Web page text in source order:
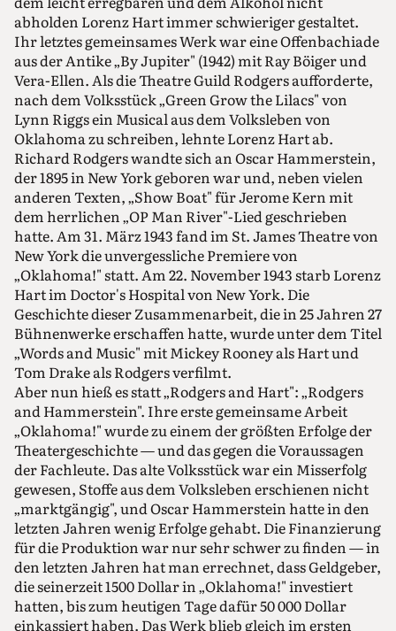
abholden Lorenz Hart immer schwieriger gestaltet.
Ihr letztes gemeinsames Werk war eine Offenbachiade
aus der Antike „By Jupiter" (1942) mit Ray Böiger und
Vera-Ellen. Als die Theatre Guild Rodgers aufforderte,
nach dem Volksstück „Green Grow the Lilacs" von
Lynn Riggs ein Musical aus dem Volksleben von
Oklahoma zu schreiben, lehnte Lorenz Hart ab.
Richard Rodgers wandte sich an Oscar Hammerstein,
der 1895 in New York geboren war und, neben vielen
anderen Texten, „Show Boat" für Jerome Kern mit
dem herrlichen „OP Man River"-Lied geschrieben
hatte. Am 31. März 1943 fand im St. James Theatre von
New York die unvergessliche Premiere von
„Oklahoma!" statt. Am 22. November 1943 starb Lorenz
Hart im Doctor's Hospital von New York. Die
Geschichte dieser Zusammenarbeit, die in 25 Jahren 27
Bühnenwerke erschaffen hatte, wurde unter dem Titel
„Words and Music" mit Mickey Rooney als Hart und
Tom Drake als Rodgers verfilmt.
Aber nun hieß es statt „Rodgers and Hart": „Rodgers
and Hammerstein". Ihre erste gemeinsame Arbeit
„Oklahoma!" wurde zu einem der größten Erfolge der
Theatergeschichte — und das gegen die Voraussagen
der Fachleute. Das alte Volksstück war ein Misserfolg
gewesen, Stoffe aus dem Volksleben erschienen nicht
„marktgängig", und Oscar Hammerstein hatte in den
letzten Jahren wenig Erfolge gehabt. Die Finanzierung
für die Produktion war nur sehr schwer zu finden — in
den letzten Jahren hat man errechnet, dass Geldgeber,
die seinerzeit 1500 Dollar in „Oklahoma!" investiert
hatten, bis zum heutigen Tage dafür 50 000 Dollar
einkassiert haben. Das Werk blieb gleich im ersten